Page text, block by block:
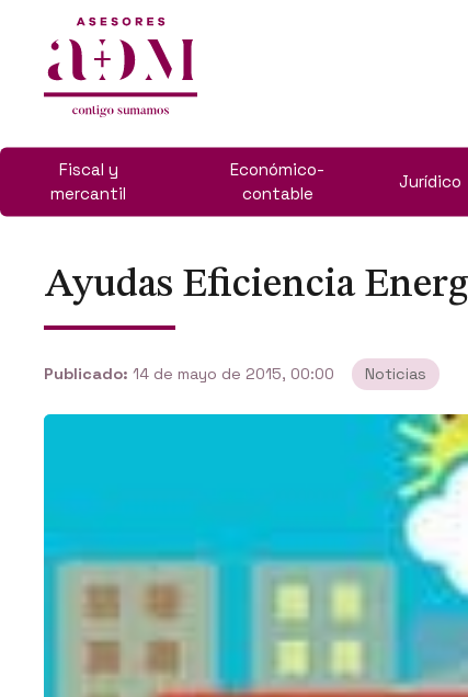
Fiscal y
mercantil
Económico-
contable
Jurídico
Ayudas Eficiencia
Publicado: 14 de mayo de 2015, 00:00 Noticias